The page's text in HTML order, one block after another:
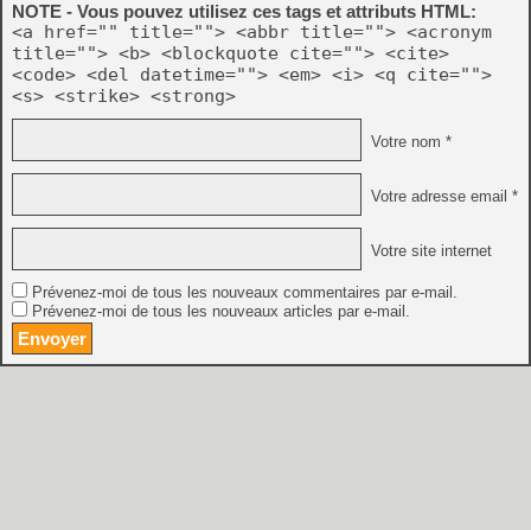
NOTE - Vous pouvez utilisez ces tags et attributs HTML:
<a href="" title=""> <abbr title=""> <acronym
title=""> <b> <blockquote cite=""> <cite>
<code> <del datetime=""> <em> <i> <q cite="">
<s> <strike> <strong>
Votre nom *
Votre adresse email *
Votre site internet
Prévenez-moi de tous les nouveaux commentaires par e-mail.
Prévenez-moi de tous les nouveaux articles par e-mail.